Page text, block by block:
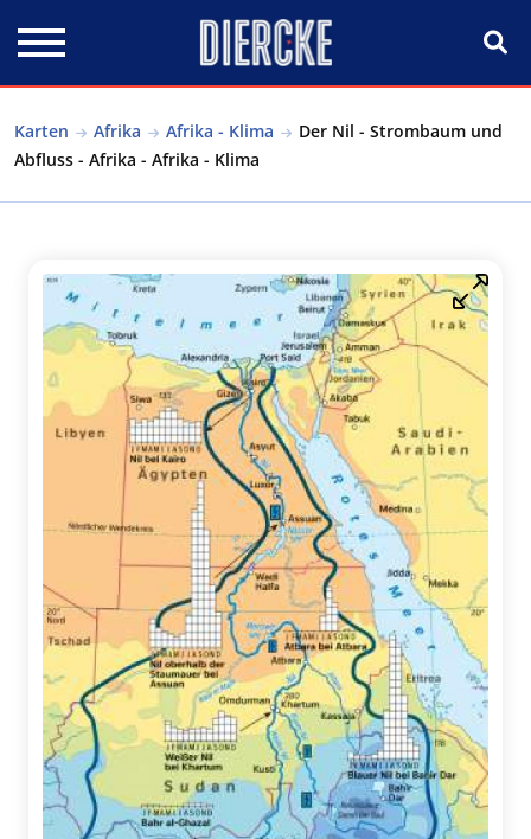
Karten Afrika Afrika - Klima
Der Nil - Strombaum und
Abfluss - Afrika - Afrika - Klima